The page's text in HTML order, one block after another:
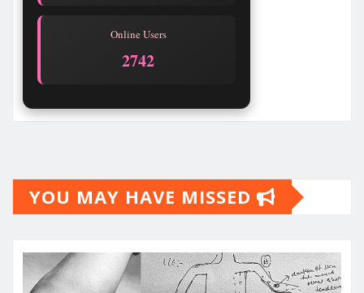
Online Users
2742
YOU MAY HAVE MISSED